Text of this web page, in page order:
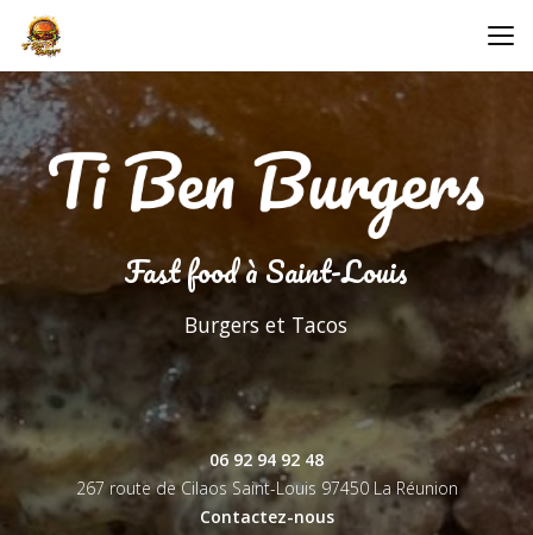
contenu
principal
Fast food à Saint-Louis
Burgers et Tacos
06 92 94 92 48
267 route de Cilaos Saint-Louis 97450 La Réunion
Contactez-nous